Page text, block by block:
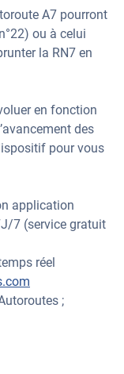
A7 pourront
ou à celui
la RN7 en
en fonction
des
pour vous
application
7 (service gratuit
réel
;